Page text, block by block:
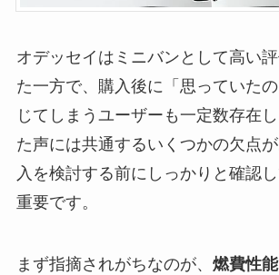
オデッセイはミニバンとして高い
た一方で、購入後に「思っていた
じてしまうユーザーも一定数存在
た声には共通するいくつかの欠点
入を検討する前にしっかりと確認
重要です。
まず指摘されがちなのが、 燃費性